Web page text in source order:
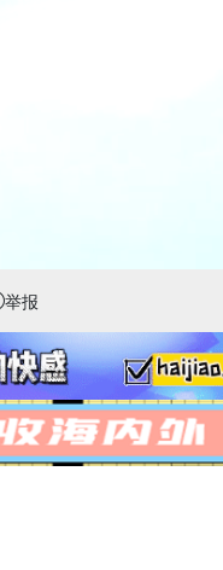
举报